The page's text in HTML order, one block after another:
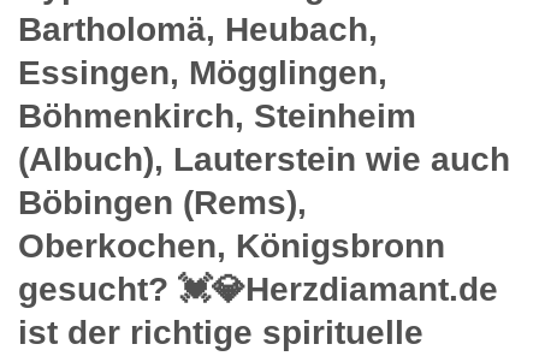
Bartholomä, Heubach,
Essingen, Mögglingen,
Böhmenkirch, Steinheim
(Albuch), Lauterstein wie auch
Böbingen (Rems),
Oberkochen, Königsbronn
gesucht? 💓️💎Herzdiamant.de
ist der richtige spirituelle